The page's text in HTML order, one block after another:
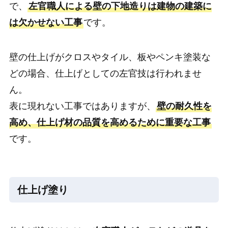
で、 左官職人による壁の下地造りは建物の建築に
は欠かせない工事です。
壁の仕上げがクロスやタイル、板やペンキ塗装な
どの場合、仕上げとしての左官技は行われませ
ん。
表に現れない工事ではありますが、 壁の耐久性を
高め、仕上げ材の品質を高めるために重要な工事
です。
仕上げ塗り